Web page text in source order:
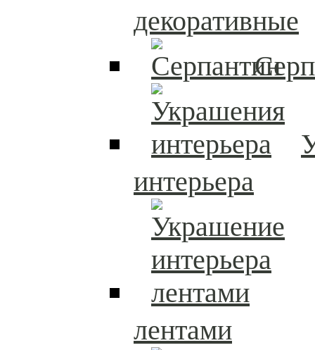
декоративные
интерьера
лентами